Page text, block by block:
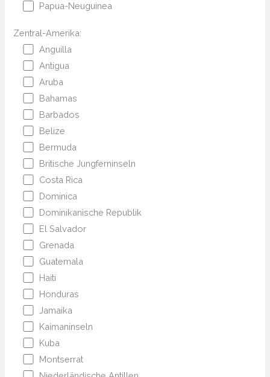
Papua-Neuguinea
Zentral-Amerika:
Anguilla
Antigua
Aruba
Bahamas
Barbados
Belize
Bermuda
Britische Jungferninseln
Costa Rica
Dominica
Dominikanische Republik
El Salvador
Grenada
Guatemala
Haiti
Honduras
Jamaika
Kaimaninseln
Kuba
Montserrat